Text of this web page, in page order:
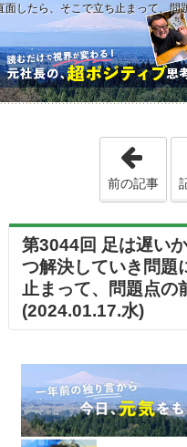
したら、そこで立ち止まって、
前の記事
第3044回 足は遅い
つ解決していき問題
止まって、問題点の
(2024.01.17.水)